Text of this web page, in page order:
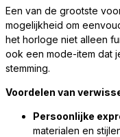
Een van de grootste
mogelijkheid om
het horloge niet alleen
ook een mode-item dat
stemming.
Voordelen van
Persoonlijke
materialen en